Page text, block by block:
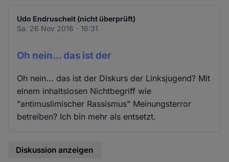
Udo Endruscheit (nicht überprüft)
Sa. 26 Nov 2016 - 16:31
Oh nein... das ist der
Oh nein... das ist der Diskurs der Linksjugend? Mit
einem inhaltslosen Nichtbegriff wie
"antimuslimischer Rassismus" Meinungsterror
betreiben? Ich bin mehr als entsetzt.
Diskussion anzeigen